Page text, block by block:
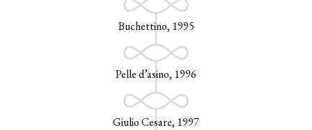
Buchettino, 1995
Pelle d’asino, 1996
Giulio Cesare, 1997